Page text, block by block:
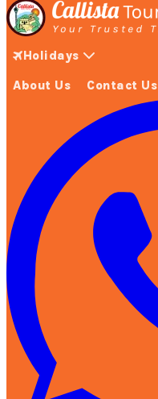
Holidays
About Us Contact Us